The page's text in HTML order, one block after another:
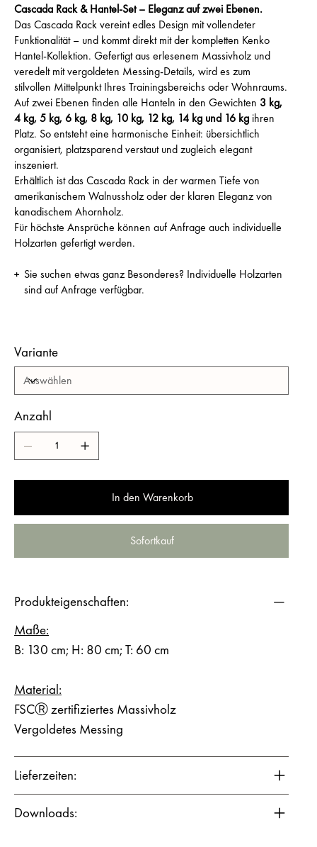
Cascada Rack & Hantel-Set – Eleganz auf zwei Ebenen.
Das Cascada Rack vereint edles Design mit vollendeter
Funktionalität – und kommt direkt mit der kompletten Kenko
Hantel-Kollektion. Gefertigt aus erlesenem Massivholz und
veredelt mit vergoldeten Messing-Details, wird es zum
stilvollen Mittelpunkt Ihres Trainingsbereichs oder Wohnraums.
Auf zwei Ebenen finden alle Hanteln in den Gewichten 3 kg,
4 kg, 5 kg, 6 kg, 8 kg, 10 kg, 12 kg, 14 kg und 16 kg ihren
Platz. So entsteht eine harmonische Einheit: übersichtlich
organisiert, platzsparend verstaut und zugleich elegant
inszeniert.
Erhältlich ist das Cascada Rack in der warmen Tiefe von
amerikanischem Walnussholz oder der klaren Eleganz von
kanadischem Ahornholz.
Für höchste Ansprüche können auf Anfrage auch individuelle
Holzarten gefertigt werden.
Sie suchen etwas ganz Besonderes? Individuelle Holzarten
sind auf Anfrage verfügbar.
Variante
Anzahl
In den Warenkorb
Sofortkauf
Produkteigenschaften:
Maße:
B: 130 cm; H: 80 cm; T: 60 cm
Material:
FSCⓇ zertifiziertes Massivholz
Vergoldetes Messing
Lieferzeiten:
Downloads: